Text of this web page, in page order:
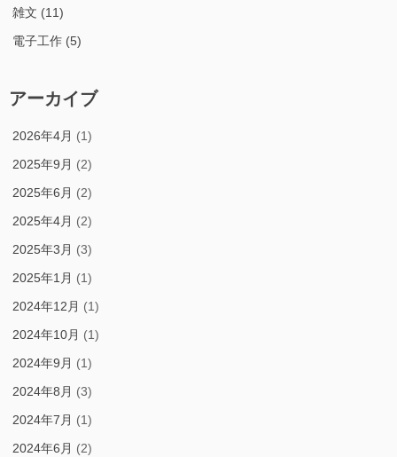
雑文 (11)
電子工作 (5)
アーカイブ
2026年4月 (1)
2025年9月 (2)
2025年6月 (2)
2025年4月 (2)
2025年3月 (3)
2025年1月 (1)
2024年12月 (1)
2024年10月 (1)
2024年9月 (1)
2024年8月 (3)
2024年7月 (1)
2024年6月 (2)